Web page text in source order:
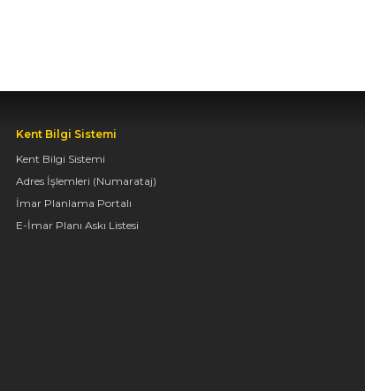
Kent Bilgi Sistemi
Kent Bilgi Sistemi
Adres İşlemleri (Numarataj)
İmar Planlama Portalı
E-İmar Planı Askı Listesi